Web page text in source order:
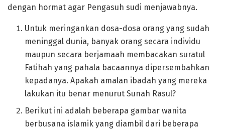
dengan hormat agar Pengasuh sudi menjawabnya.
Untuk meringankan dosa-dosa orang yang sudah
meninggal dunia, banyak orang secara individu
maupun secara berjamaah membacakan suratul
Fatihah yang pahala bacaannya dipersembahkan
kepadanya. Apakah amalan ibadah yang mereka
lakukan itu benar menurut Sunah Rasul?
Berikut ini adalah beberapa gambar wanita
berbusana islamik yang diambil dari beberapa